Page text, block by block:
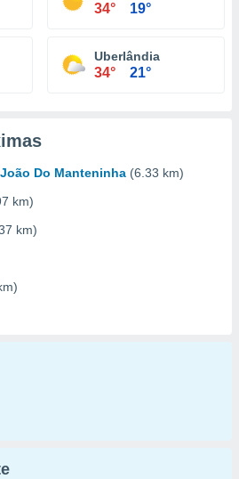
34° 19°
Uberlândia
34° 21°
Do Manteninha (6.33 km)
km)
km)